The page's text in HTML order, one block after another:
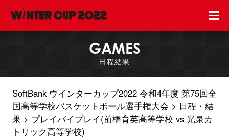
GAMES
日程結果
SoftBank ウインターカップ2022 令和4年度 第75回全
国高等学校バスケットボール選手権大会
日程・結
果
プレイバイプレイ(前橋育英高等学校 vs 光泉カ
トリック高等学校)